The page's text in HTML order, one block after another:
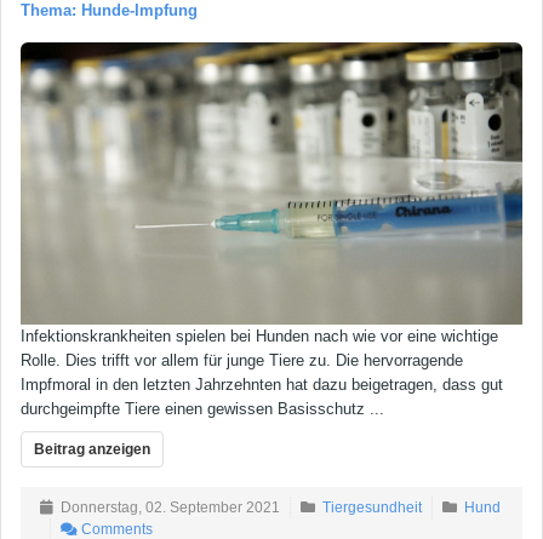
Thema: Hunde-Impfung
Infektionskrankheiten spielen bei Hunden nach wie vor eine wichtige
Rolle. Dies trifft vor allem für junge Tiere zu. Die hervorragende
Impfmoral in den letzten Jahrzehnten hat dazu beigetragen, dass gut
durchgeimpfte Tiere einen gewissen Basisschutz ...
Beitrag anzeigen
Donnerstag, 02. September 2021 Tiergesundheit
Hund
Comments